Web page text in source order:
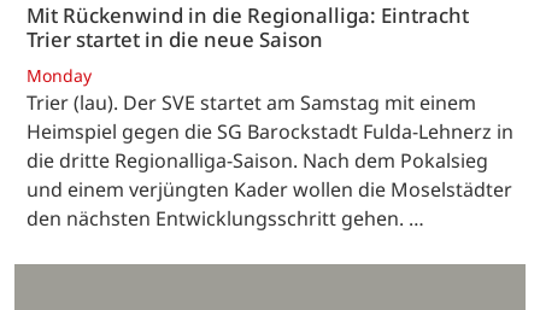
Mit Rückenwind in die Regionalliga: Eintracht
Trier startet in die neue Saison
Monday
Trier (lau). Der SVE startet am Samstag mit einem
Heimspiel gegen die SG Barockstadt Fulda-Lehnerz in
die dritte Regionalliga-Saison. Nach dem Pokalsieg
und einem verjüngten Kader wollen die Moselstädter
den nächsten Entwicklungsschritt gehen. …